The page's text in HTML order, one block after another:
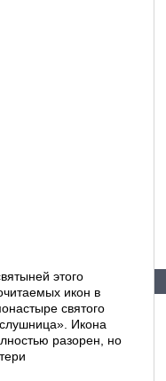
этого
икон в
святого
Икона
разорен, но